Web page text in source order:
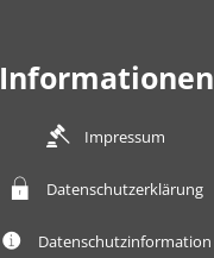
Informationen
Impressum
Datenschutzerklärung
Datenschutzinformation